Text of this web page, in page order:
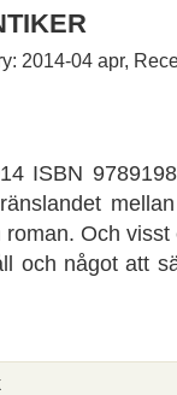
2014-04 apr,
ISBN
Och
och något att